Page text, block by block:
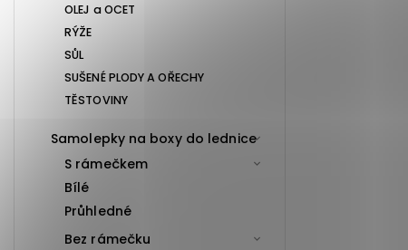
OLEJ a OCET
RÝŽE
SŮL
SUŠENÉ PLODY A OŘECHY
TĚSTOVINY
Samolepky na boxy do lednice
S rámečkem
Bílé
Průhledné
Bez rámečku